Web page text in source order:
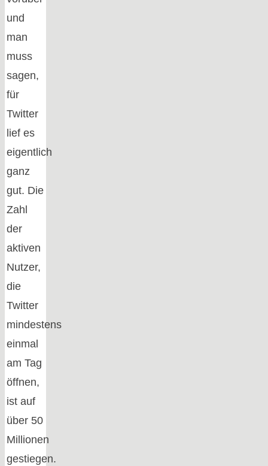
und
man
muss
sagen,
für
Twitter
lief es
eigentlich
ganz
gut. Die
Zahl
der
aktiven
Nutzer,
die
Twitter
mindestens
einmal
am Tag
öffnen,
ist auf
über 50
Millionen
gestiegen.